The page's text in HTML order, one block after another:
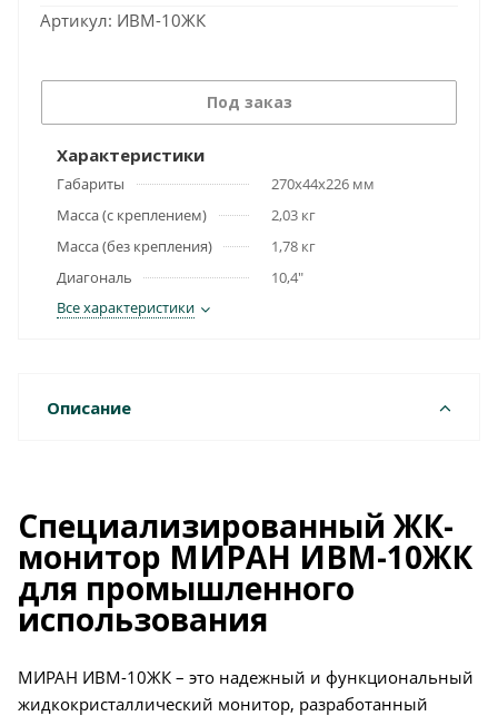
Артикул: ИВМ-10ЖК
Под заказ
Характеристики
Габариты
270х44х226 мм
Масса (с креплением)
2,03 кг
Масса (без крепления)
1,78 кг
Диагональ
10,4"
Все характеристики
Описание
Специализированный ЖК-
монитор МИРАН ИВМ-10ЖК
для промышленного
использования
МИРАН ИВМ-10ЖК – это надежный и функциональный
жидкокристаллический монитор, разработанный